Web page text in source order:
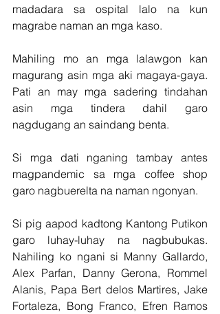
madadara sa ospital lalo na kun
magrabe naman an mga kaso.
Mahiling mo an mga lalawgon kan
magurang asin mga aki magaya-gaya.
Pati an may mga sadering tindahan
asin mga tindera dahil garo
nagdugang an saindang benta.
Si mga dati nganing tambay antes
magpandemic sa mga coffee shop
garo nagbuerelta na naman ngonyan.
Si pig aapod kadtong Kantong Putikon
garo luhay-luhay na nagbubukas.
Nahiling ko ngani si Manny Gallardo,
Alex Parfan, Danny Gerona, Rommel
Alanis, Papa Bert delos Martires, Jake
Fortaleza, Bong Franco, Efren Ramos